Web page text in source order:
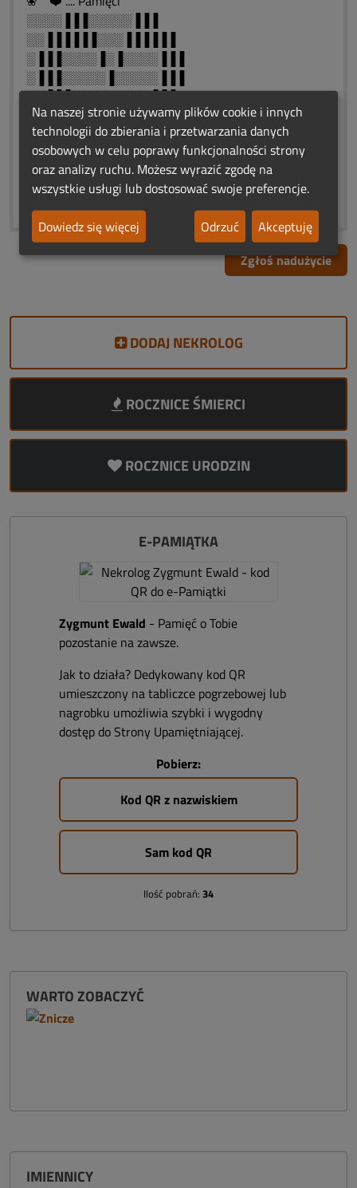
░░░░▐▐▐░░░░░▐▐▐
░░▐▐▐▐▐▐░░░▐▐▐▐▐▐
░▐▐▐░░░░▐░▐░░░░▐▐▐
░▐▐▐░░░░░▐░░░░░▐▐▐
░░▐▐▐░░░░░░░░░▐▐▐
░░░░▐▐▐░░░░░▐▐▐
░░░░░░▐▐▐░▐▐▐
░░░░░░░░▐▐▐
░░░░░░░░░▐
♥*•¸•* ♥ *•¸*•¸•*¸•* ♥ *•¸•*`♥
Zgłoś nadużycie
DODAJ NEKROLOG
ROCZNICE ŚMIERCI
ROCZNICE URODZIN
E-PAMIĄTKA
Zygmunt Ewald - Pamięć o Tobie
pozostanie na zawsze.
Jak to działa? Dedykowany kod QR
umieszczony na tabliczce pogrzebowej lub
nagrobku umożliwia szybki i wygodny
dostęp do Strony Upamiętniającej.
Pobierz:
Kod QR z nazwiskiem
Sam kod QR
Ilość pobrań: 34
WARTO ZOBACZYĆ
IMIENNICY
Na naszej stronie używamy plików cookie i innych
technologii do zbierania i przetwarzania danych
osobowych w celu poprawy funkcjonalności strony
oraz analizy ruchu. Możesz wyrazić zgodę na
wszystkie usługi lub dostosować swoje preferencje.
Dowiedz się więcej
Odrzuć Akceptuję